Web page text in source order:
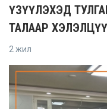
ҮЗҮҮЛЭХЭД
ТАЛААР
2 жил